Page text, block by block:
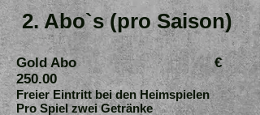
2. Abo`s (pro Saison)
Gold Abo €
250.00
Freier Eintritt bei den Heimspielen
Pro Spiel zwei Getränke